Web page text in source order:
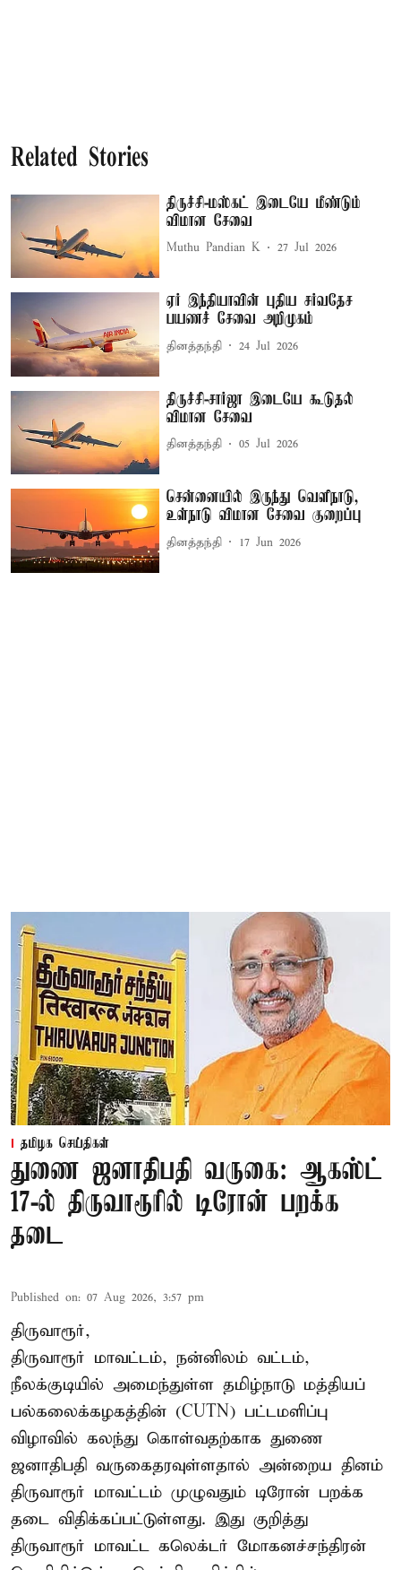
Related Stories
திருச்சி-மஸ்கட் இடையே மீண்டும்
விமான சேவை
Muthu Pandian K 27 Jul 2026
ஏர் இந்தியாவின் புதிய சர்வதேச
பயணச் சேவை அறிமுகம்
தினத்தந்தி 24 Jul 2026
திருச்சி-சார்ஜா இடையே கூடுதல்
விமான சேவை
தினத்தந்தி 05 Jul 2026
சென்னையில் இருந்து வெளிநாடு,
உள்நாடு விமான சேவை குறைப்பு
தினத்தந்தி 17 Jun 2026
தமிழக செய்திகள்
துணை ஜனாதிபதி வருகை: ஆகஸ்ட்
17-ல் திருவாரூரில் டிரோன் பறக்க
தடை
Published on: 07 Aug 2026, 3:57 pm
திருவாரூர்,
திருவாரூர் மாவட்டம், நன்னிலம் வட்டம்,
நீலக்குடியில் அமைந்துள்ள தமிழ்நாடு மத்தியப்
பல்கலைக்கழகத்தின் (CUTN) பட்டமளிப்பு
விழாவில் கலந்து கொள்வதற்காக துணை
ஜனாதிபதி வருகைதரவுள்ளதால் அன்றைய தினம்
திருவாரூர் மாவட்டம் முழுவதும் டிரோன் பறக்க
தடை விதிக்கப்பட்டுள்ளது. இது குறித்து
திருவாரூர் மாவட்ட கலெக்டர் மோகனச்சந்திரன்